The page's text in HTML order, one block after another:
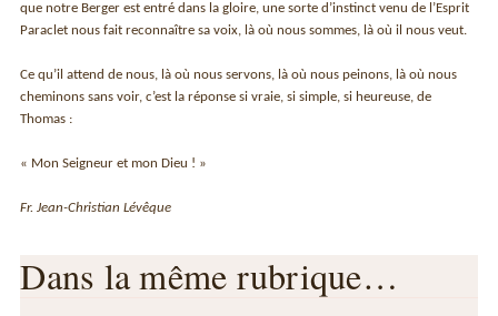
que notre Berger est entré dans la gloire, une sorte d’instinct venu de l’Esprit
Paraclet nous fait reconnaître sa voix, là où nous sommes, là où il nous veut.
Ce qu’il attend de nous, là où nous servons, là où nous peinons, là où nous
cheminons sans voir, c’est la réponse si vraie, si simple, si heureuse, de
Thomas :
« Mon Seigneur et mon Dieu ! »
Fr. Jean-Christian Lévêque
Dans la même rubrique…